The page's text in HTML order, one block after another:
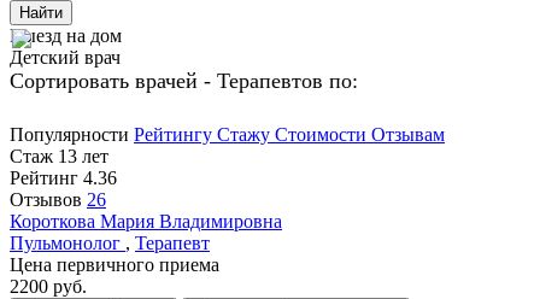
Найти
Выезд на дом
Детский врач
Сортировать врачей - Терапевтов по:
Популярности Рейтингу Стажу Стоимости Отзывам
Стаж 13 лет
Рейтинг 4.36
Отзывов 26
Короткова Мария Владимировна
Пульмонолог , Терапевт
Цена первичного приема
2200 руб.